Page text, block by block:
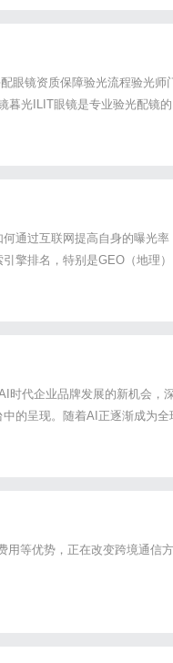
眼镜资质保障验光流程验光师
暮光ILIT眼镜是专业验光配镜的
品镜片、透明价格和直营售后为
通过互联网提高自身的曝光率
擎排名，特别是GEO（地理）
还能够实现精准投放，帮助您
人感到困惑。本文将...
时代企业品牌发展的新机会，
的呈现。随着AI正逐渐成为全
品牌不仅需要关注单一市场中
用等优势，正在改变跨境通信方